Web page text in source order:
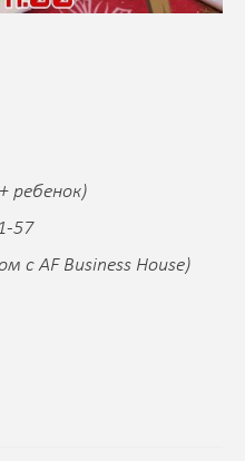
ребенок)
57
с AF Business House)